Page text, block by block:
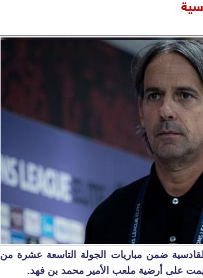
ضمن مباريات الجولة التاسعة عشرة من
على أرضية ملعب الأمير محمد بن فهد.